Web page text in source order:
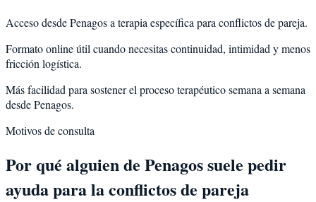
Acceso desde Penagos a terapia específica para conflictos de pareja.
Formato online útil cuando necesitas continuidad, intimidad y menos
fricción logística.
Más facilidad para sostener el proceso terapéutico semana a semana
desde Penagos.
Motivos de consulta
Por qué alguien de Penagossuele pedir
ayuda para laconflictos de pareja